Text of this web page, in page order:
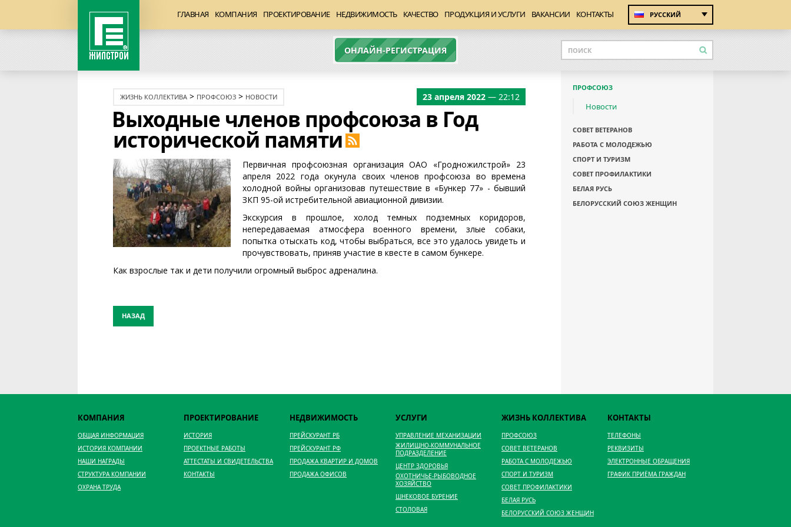
ГЛАВНАЯ КОМПАНИЯ ПРОЕКТИРОВАНИЕ НЕДВИЖИМОСТЬ КАЧЕСТВО ПРОДУКЦИЯ И УСЛУГИ ВАКАНСИИ КОНТАКТЫ РУССКИЙ
ОНЛАЙН-РЕГИСТРАЦИЯ
ЖИЗНЬ КОЛЛЕКТИВА > ПРОФСОЮЗ > НОВОСТИ
Выходные членов профсоюза в Год
исторической памяти
23 апреля 2022 — 22:12
Первичная профсоюзная организация ОАО «Гродножилстрой» 23
апреля 2022 года окунула своих членов профсоюза во времена
холодной войны организовав путешествие в «Бункер 77» - бывший
ЗКП 95-ой истребительной авиационной дивизии.
Экскурсия в прошлое, холод темных подземных коридоров,
непередаваемая атмосфера военного времени, злые собаки,
попытка отыскать код, чтобы выбраться, все это удалось увидеть и
прочувствовать, приняв участие в квесте в самом бункере.
Как взрослые так и дети получили огромный выброс адреналина.
НАЗАД
ПРОФСОЮЗ
Новости
СОВЕТ ВЕТЕРАНОВ
РАБОТА С МОЛОДЕЖЬЮ
СПОРТ И ТУРИЗМ
СОВЕТ ПРОФИЛАКТИКИ
БЕЛАЯ РУСЬ
БЕЛОРУССКИЙ СОЮЗ ЖЕНЩИН
КОМПАНИЯ
ОБЩАЯ ИНФОРМАЦИЯ
ИСТОРИЯ КОМПАНИИ
НАШИ НАГРАДЫ
СТРУКТУРА КОМПАНИИ
ОХРАНА ТРУДА
ПРОЕКТИРОВАНИЕ
ИСТОРИЯ
ПРОЕКТНЫЕ РАБОТЫ
АТТЕСТАТЫ И СВИДЕТЕЛЬСТВА
КОНТАКТЫ
НЕДВИЖИМОСТЬ
ПРЕЙСКУРАНТ РБ
ПРЕЙСКУРАНТ РФ
ПРОДАЖА КВАРТИР И ДОМОВ
ПРОДАЖА ОФИСОВ
УСЛУГИ
УПРАВЛЕНИЕ МЕХАНИЗАЦИИ
ЖИЛИЩНО-КОММУНАЛЬНОЕ
ПОДРАЗДЕЛЕНИЕ
ЦЕНТР ЗДОРОВЬЯ
ОХОТНИЧЬЕ-РЫБОВОДНОЕ
ХОЗЯЙСТВО
ШНЕКОВОЕ БУРЕНИЕ
СТОЛОВАЯ
ЖИЗНЬ КОЛЛЕКТИВА
ПРОФСОЮЗ
СОВЕТ ВЕТЕРАНОВ
РАБОТА С МОЛОДЕЖЬЮ
СПОРТ И ТУРИЗМ
СОВЕТ ПРОФИЛАКТИКИ
БЕЛАЯ РУСЬ
БЕЛОРУССКИЙ СОЮЗ ЖЕНЩИН
КОНТАКТЫ
ТЕЛЕФОНЫ
РЕКВИЗИТЫ
ЭЛЕКТРОННЫЕ ОБРАЩЕНИЯ
ГРАФИК ПРИЁМА ГРАЖДАН